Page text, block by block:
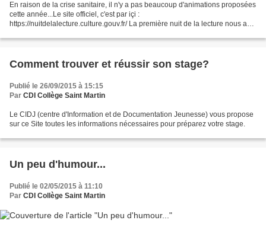
En raison de la crise sanitaire, il n'y a pas beaucoup d'animations proposées
cette année...Le site officiel, c'est par içi :
https://nuitdelalecture.culture.gouv.fr/ La première nuit de la lecture nous a
Comment trouver et réussir son stage?
Publié le 26/09/2015 à 15:15
Par CDI Collège Saint Martin
Le CIDJ (centre d'Information et de Documentation Jeunesse) vous propose
sur ce Site toutes les informations nécessaires pour préparez votre stage.
Un peu d'humour...
Publié le 02/05/2015 à 11:10
Par CDI Collège Saint Martin